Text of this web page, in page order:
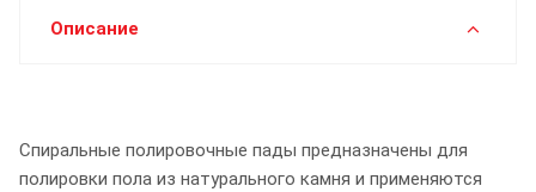
Описание
Спиральные полировочные пады предназначены для
полировки пола из натурального камня и применяются